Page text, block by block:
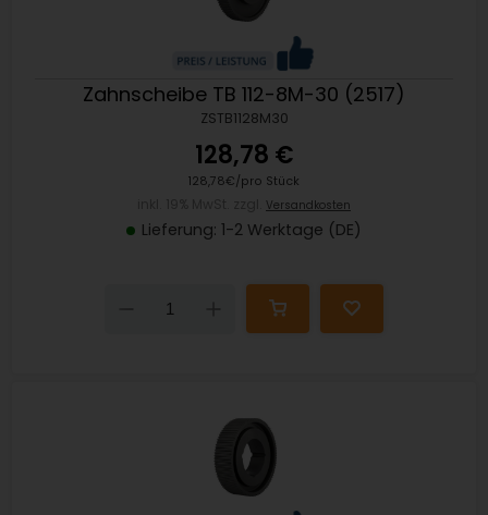
Zahnscheibe TB 112-8M-30 (2517)
ZSTB1128M30
128,78 €
128,78€/pro Stück
Versandkosten
Lieferung: 1-2 Werktage (DE)
Down